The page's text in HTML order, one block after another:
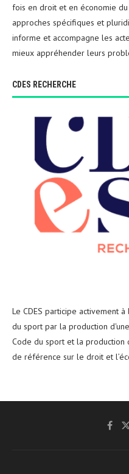
fois en droit et en économie du
approches spécifiques et
informe et accompagne les
mieux appréhender leurs
CDES RECHERCHE
Le CDES participe activement
du sport par la production
Code du sport et la production
de référence sur le droit et